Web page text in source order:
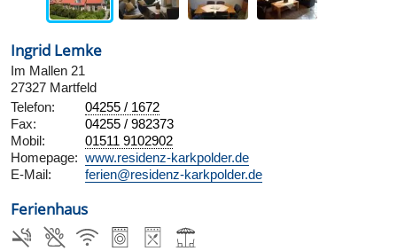
Ingrid Lemke
Im Mallen 21
27327 Martfeld
Telefon:
04255 / 1672
Fax:
04255 / 982373
Mobil:
01511 9102902
Homepage: www.residenz-karkpolder.de
E-Mail:
ferien@residenz-karkpolder.de
Ferienhaus